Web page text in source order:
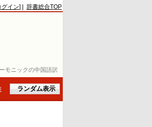
モニックの中国語訳
グイン] | 辞書総合TOP